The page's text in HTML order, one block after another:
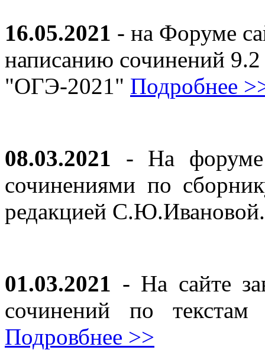
16.05.2021 - на Форуме
написанию сочинений
"ОГЭ-2021" Подробнее
08.03.2021 - На форуме
сочинениями по
редакцией
01.03.2021 - На сайте
сочинений по
Подровбнее >>